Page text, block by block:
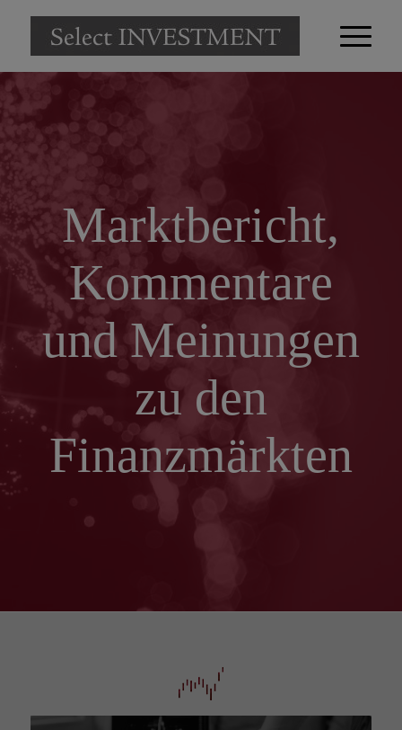
Marktbericht,
Kommentare
und Meinungen
zu den
Finanzmärkten